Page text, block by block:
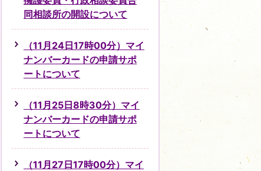
同相談所の開設について
（11月24日17時00分）マイ
ナンバーカードの申請サポ
ートについて
（11月25日8時30分）マイ
ナンバーカードの申請サポ
ートについて
（11月27日17時00分）マイ